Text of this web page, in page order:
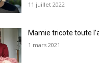
11 juillet 2022
Mamie tricote toute
1 mars 2021